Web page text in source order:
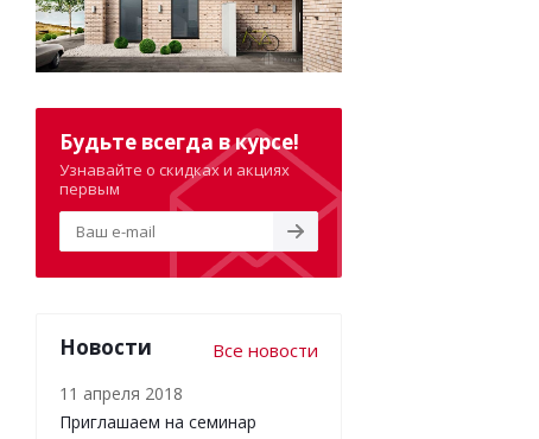
Будьте всегда в курсе!
Узнавайте о скидках и акциях
первым
Новости Все новости
11 апреля 2018
Приглашаем на семинар